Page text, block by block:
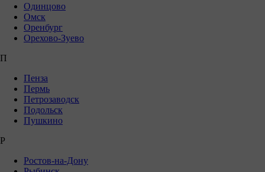
Одинцово
Омск
Оренбург
Орехово-Зуево
П
Пенза
Пермь
Петрозаводск
Подольск
Пушкино
Р
Ростов-на-Дону